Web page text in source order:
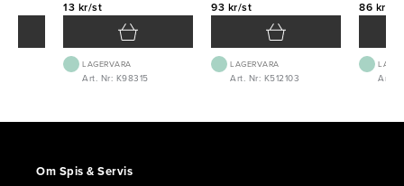
13 kr/st
LAGERVARA
Art. Nr: K98315
93 kr/st
LAGERVARA
Art. Nr: K512103
86 kr/st
Art.
Om Spis & Servis